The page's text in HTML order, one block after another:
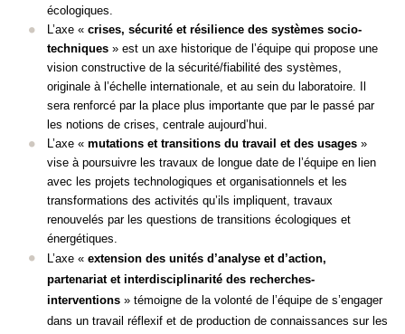
écologiques.
L’axe « crises, sécurité et résilience des systèmes socio-
techniques» est un axe historique de l’équipe qui propose une
vision constructive de la sécurité/fiabilité des systèmes,
originale à l’échelle internationale, et au sein du laboratoire. Il
sera renforcé par la place plus importante que par le passé par
les notions de crises, centrale aujourd’hui.
L’axe « mutations et transitions du travail et des usages»
vise à poursuivre les travaux de longue date de l’équipe en lien
avec les projets technologiques et organisationnels et les
transformations des activités qu’ils impliquent, travaux
renouvelés par les questions de transitions écologiques et
énergétiques.
L’axe « extension des unités d’analyse et d’action,
partenariat et interdisciplinarité des recherches-
interventions » témoigne de la volonté de l’équipe de s’engager
dans un travail réflexif et de production de connaissances sur les